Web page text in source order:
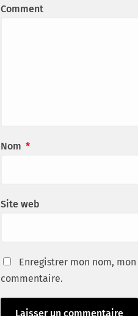
Comment
Nom *
Site web
Enregistrer mon nom,
commentaire.